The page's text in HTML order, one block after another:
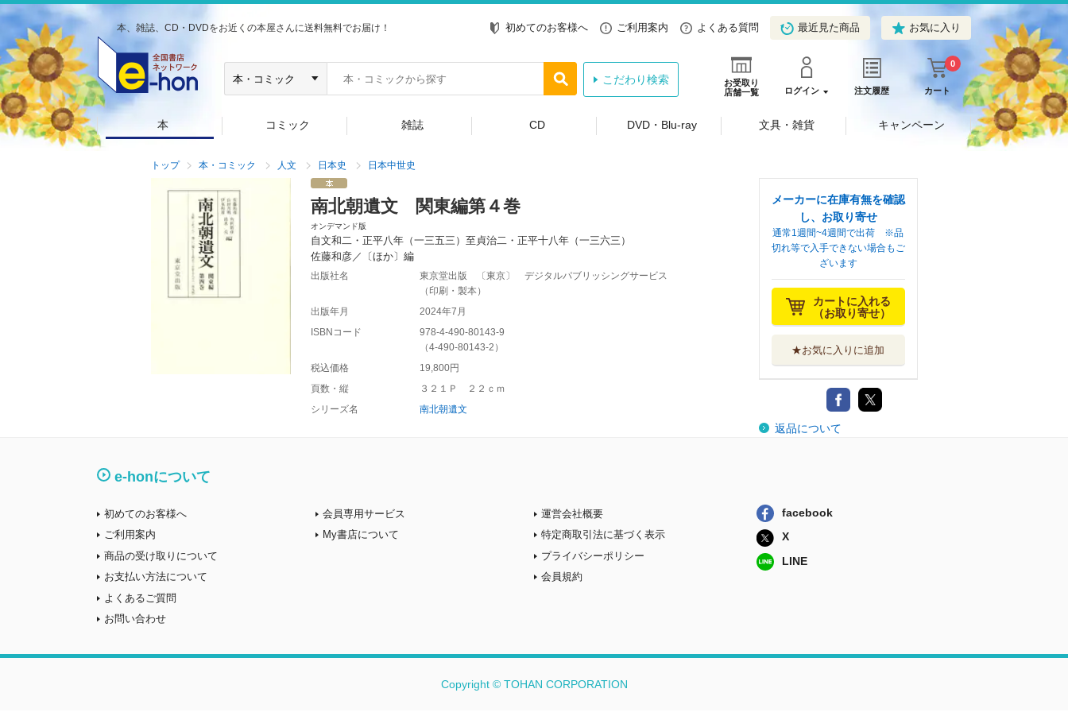
本、雑誌、CD・DVDをお近くの本屋さんに送料無料でお届け！ 初めてのお客様へ ご利用案内 よくある質問 最近見た商品 お気に入り
お受取り
店舗一覧
ログイン 注文履歴 カート
0
こだわり検索
本 コミック 雑誌 CD DVD・Blu-ray 文具・雑貨 キャンペーン
トップ 本・コミック 人文 日本史 日本中世史
南北朝遺文 関東編第４巻
オンデマンド版
自文和二・正平八年（一三五三）至貞治二・正平十八年（一三六三）
佐藤和彦／〔ほか〕編
出版社名
東京堂出版 〔東京〕 デジタルパブリッシングサービス
（印刷・製本）
出版年月
2024年7月
ISBNコード
978-4-490-80143-9
（4-490-80143-2 ）
税込価格
19,800円
頁数・縦
３２１Ｐ ２２ｃｍ
シリーズ名
南北朝遺文
メーカーに在庫有無を確認
し、お取り寄せ
通常1週間~4週間で出荷 ※品
切れ等で入手できない場合もご
ざいます
カートに入れる
（お取り寄せ）
★お気に入りに追加
返品について
e-honについて
初めてのお客様へ
ご利用案内
商品の受け取りについて
お支払い方法について
よくあるご質問
お問い合わせ
会員専用サービス
My書店について
運営会社概要
特定商取引法に基づく表示
プライバシーポリシー
会員規約
facebook
X
LINE
Copyright © TOHAN CORPORATION